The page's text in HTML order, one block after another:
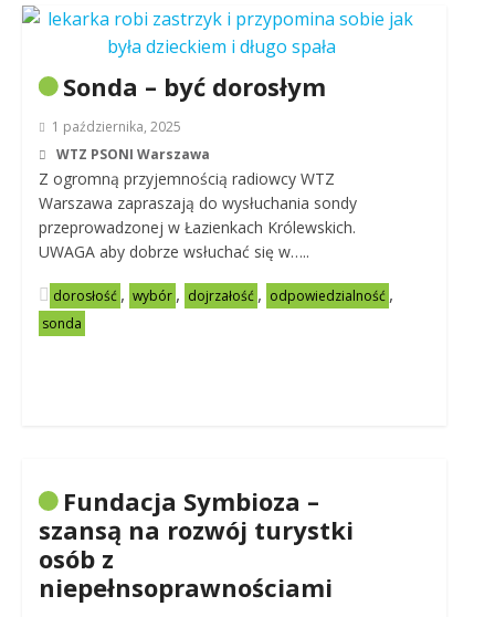
Sonda – być dorosłym
1 października, 2025
WTZ PSONI Warszawa
Z ogromną przyjemnością radiowcy WTZ
Warszawa zapraszają do wysłuchania sondy
przeprowadzonej w Łazienkach Królewskich.
UWAGA aby dobrze wsłuchać się w…..
dorosłość , wybór , dojrzałość , odpowiedzialność ,
sonda
Fundacja Symbioza –
szansą na rozwój turystki
osób z
niepełnsoprawnościami